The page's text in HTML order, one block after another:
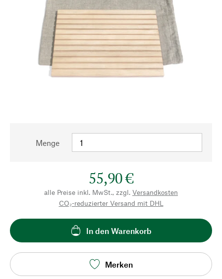
Menge
55,90 €
alle Preise inkl. MwSt., zzgl. Versandkosten
CO₂-reduzierter Versand mit DHL
In den Warenkorb
Merken